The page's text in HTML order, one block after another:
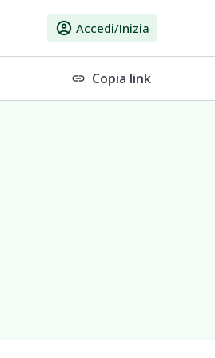
account_circle Accedi/Inizia
link Copia link